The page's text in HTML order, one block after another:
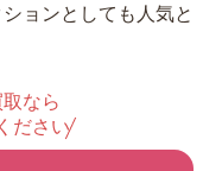
ョンとしても人気と
なら
ださい